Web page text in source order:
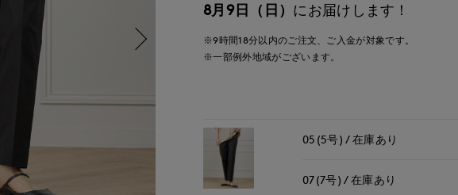
8月9日（日） にお届けします！
※9時間18分以内のご注文、ご入金が対象です。
※一部例外地域がございます。
05(5号) 在庫あり
07(7号) 在庫あり